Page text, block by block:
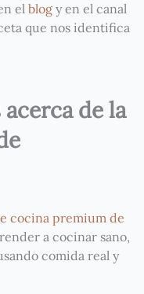
el blog y en el canal
que nos identifica
de la
cocina premium de
a cocinar sano,
comida real y